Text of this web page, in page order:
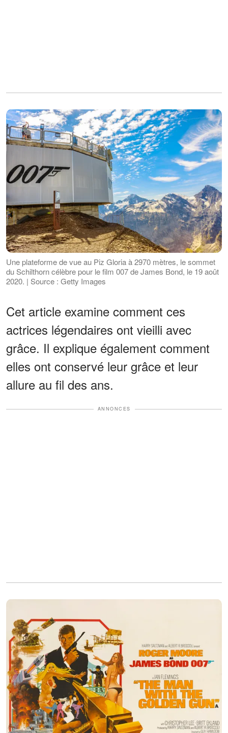
Une plateforme de vue au Piz Gloria à 2970 mètres, le sommet
du Schilthorn célèbre pour le film 007 de James Bond, le 19 août
2020. | Source : Getty Images
Cet article examine comment ces
actrices légendaires ont vieilli avec
grâce. Il explique également comment
elles ont conservé leur grâce et leur
allure au fil des ans.
ANNONCES